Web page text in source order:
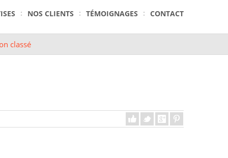
NOS CLIENTS TÉMOIGNAGES CONTACT
classé